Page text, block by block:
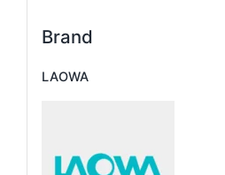
Brand
LAOWA